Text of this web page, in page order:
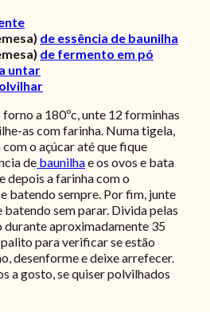
de essência de baunilha
de fermento em pó
untar
forno a 180ºc, unte 12 forminhas
as com farinha. Numa tigela,
o açúcar até que fique
de baunilhae os ovos e bata
depois a farinha com o
batendo sempre. Por fim, junte
batendo sem parar. Divida pelas
durante aproximadamente 35
para verificar se estão
desenforme e deixe arrefecer.
a gosto, se quiser polvilhados